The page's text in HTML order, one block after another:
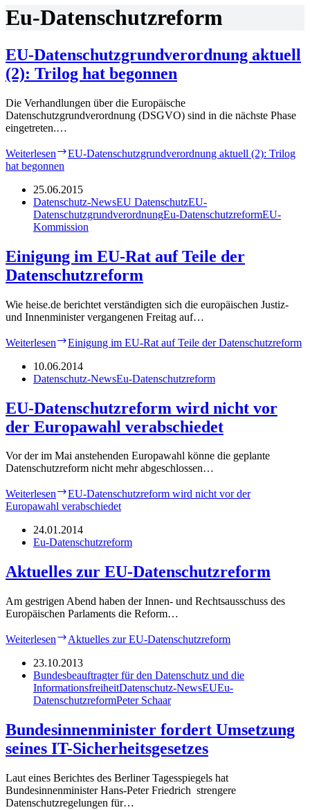
Eu-Datenschutzreform
EU-Datenschutzgrundverordnung aktuell
(2): Trilog hat begonnen
Die Verhandlungen über die Europäische
Datenschutzgrundverordnung (DSGVO) sind in die nächste Phase
eingetreten.…
Weiterlesen
EU-Datenschutzgrundverordnung aktuell (2): Trilog
hat begonnen
25.06.2015
Datenschutz-NewsEU DatenschutzEU-
DatenschutzgrundverordnungEu-DatenschutzreformEU-
Kommission
Einigung im EU-Rat auf Teile der
Datenschutzreform
Wie heise.de berichtet verständigten sich die europäischen Justiz-
und Innenminister vergangenen Freitag auf…
Weiterlesen
Einigung im EU-Rat auf Teile der Datenschutzreform
10.06.2014
Datenschutz-NewsEu-Datenschutzreform
EU-Datenschutzreform wird nicht vor
der Europawahl verabschiedet
Vor der im Mai anstehenden Europawahl könne die geplante
Datenschutzreform nicht mehr abgeschlossen…
Weiterlesen
EU-Datenschutzreform wird nicht vor der
Europawahl verabschiedet
24.01.2014
Eu-Datenschutzreform
Aktuelles zur EU-Datenschutzreform
Am gestrigen Abend haben der Innen- und Rechtsausschuss des
Europäischen Parlaments die Reform…
Weiterlesen
Aktuelles zur EU-Datenschutzreform
23.10.2013
Bundesbeauftragter für den Datenschutz und die
InformationsfreiheitDatenschutz-NewsEUEu-
DatenschutzreformPeter Schaar
Bundesinnenminister fordert Umsetzung
seines IT-Sicherheitsgesetzes
Laut eines Berichtes des Berliner Tagesspiegels hat
Bundesinnenminister Hans-Peter Friedrich strengere
Datenschutzregelungen für…